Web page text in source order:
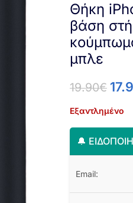
Θήκη
βάση
μπλε
19.90€
Εξαντλημένο
🔔
Email: